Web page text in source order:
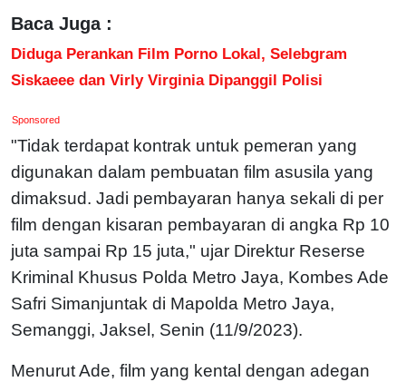
Baca Juga :
Diduga Perankan Film Porno Lokal, Selebgram
Siskaeee dan Virly Virginia Dipanggil Polisi
Sponsored
"Tidak terdapat kontrak untuk pemeran yang
digunakan dalam pembuatan film asusila yang
dimaksud. Jadi pembayaran hanya sekali di per
film dengan kisaran pembayaran di angka Rp 10
juta sampai Rp 15 juta," ujar Direktur Reserse
Kriminal Khusus Polda Metro Jaya, Kombes Ade
Safri Simanjuntak di Mapolda Metro Jaya,
Semanggi, Jaksel, Senin (11/9/2023).
Menurut Ade, film yang kental dengan adegan